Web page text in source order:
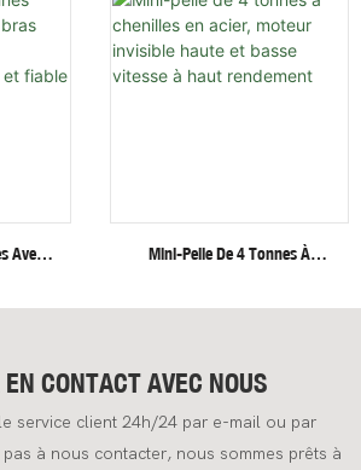
Meilleur Prix Avec Accessoires
Multiples
Avec
Mini-Pelle De 4 Tonnes À
Invisible Haute Et Basse
CONTACT AVEC NOUS
service client 24h/24 par e-mail ou par
à nous contacter, nous sommes prêts à